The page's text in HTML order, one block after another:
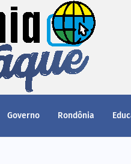
Governo Rondônia